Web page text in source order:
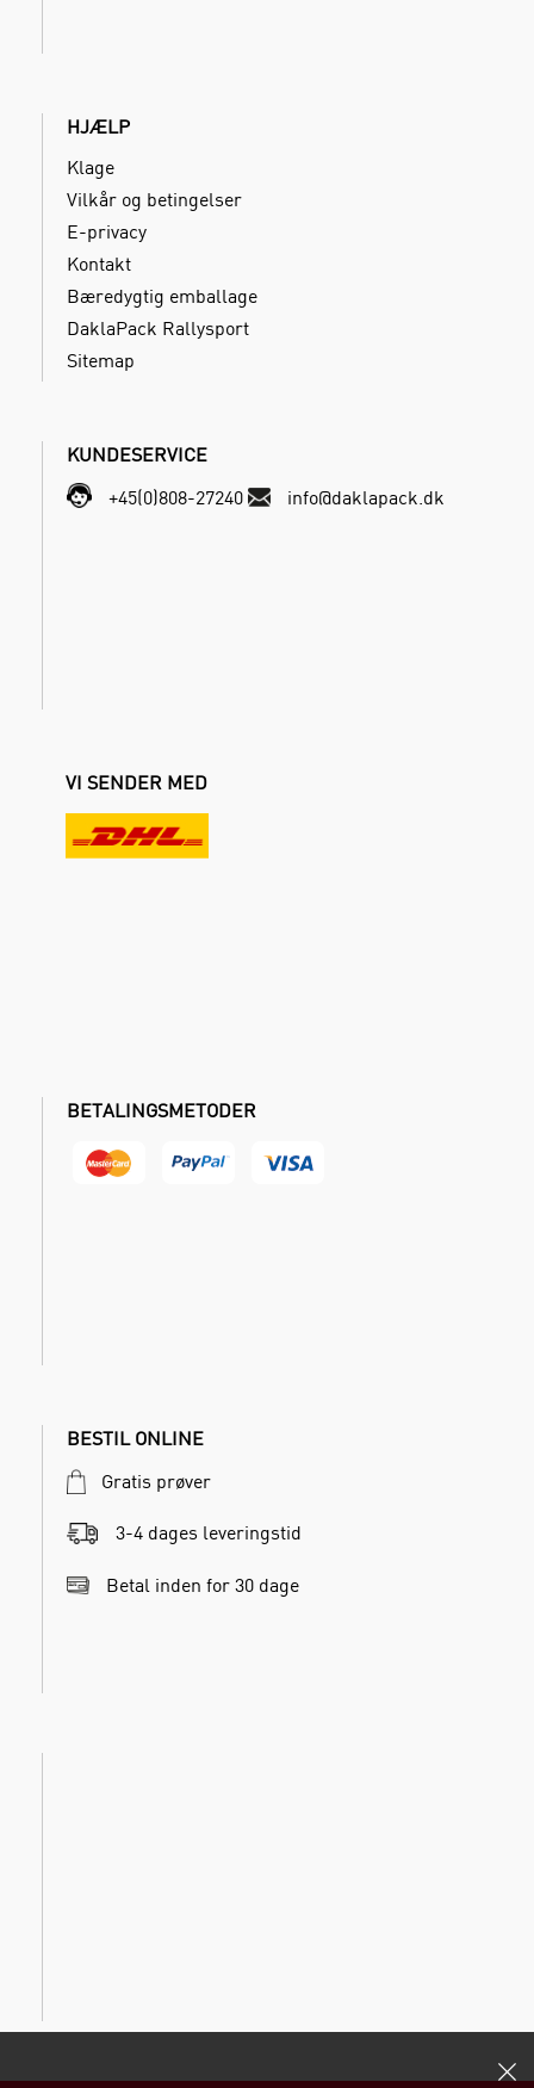
HJÆLP
Klage
Vilkår og betingelser
E-privacy
Kontakt
Bæredygtig emballage
DaklaPack Rallysport
Sitemap
KUNDESERVICE
+45(0)808-27240
info@daklapack.dk
VI SENDER MED
BETALINGSMETODER
BESTIL ONLINE
Gratis prøver
3-4 dages leveringstid
Betal inden for 30 dage